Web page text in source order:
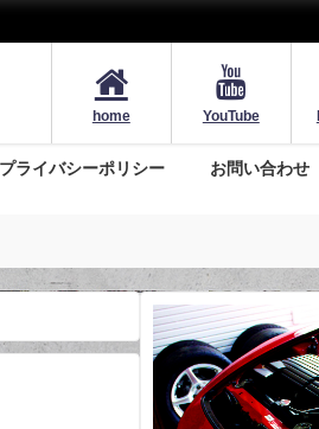
home YouTube
プライバシーポリシー お問い合わせ